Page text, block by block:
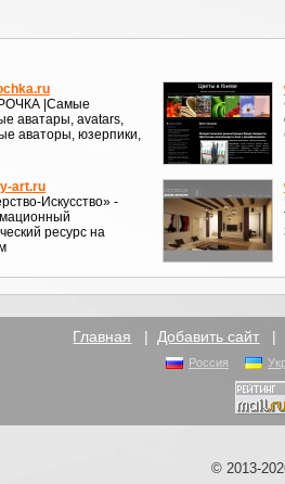
|Самые
аватары, avatars,
аваторы, юзерпики,
art.ru
Искусство» -
ресурс на
Главная | Добавить сайт |
Россия
© 2013-